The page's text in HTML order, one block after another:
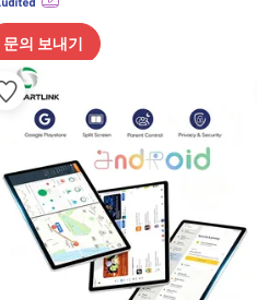
문의 보내기